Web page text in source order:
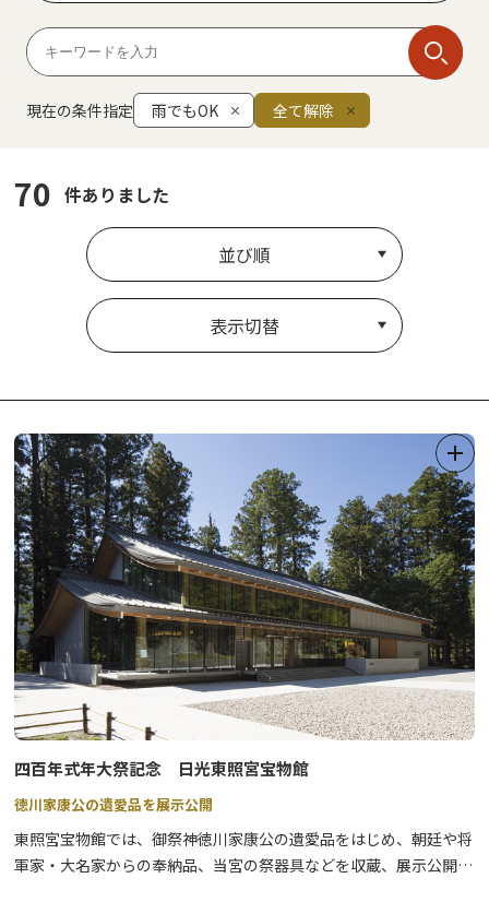
現在の条件指定 雨でもOK 全て解除
70 件ありました
並び順
表示切替
四百年式年大祭記念 日光東照宮宝物館
徳川家康公の遺愛品を展示公開
東照宮宝物館では、御祭神徳川家康公の遺愛品をはじめ、朝廷や将
軍家・大名家からの奉納品、当宮の祭器具などを収蔵、展示公開し